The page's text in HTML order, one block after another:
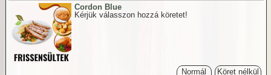
Cordon Blue
Kérjük válasszon hozzá köretet!
Normál
Köret nélkül